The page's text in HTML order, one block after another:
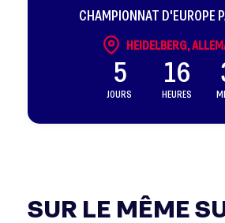
CHAMPIONNAT D'EUROPE
HEIDELBERG,
5
JOURS
16
HEURES
SUR LE MÊME